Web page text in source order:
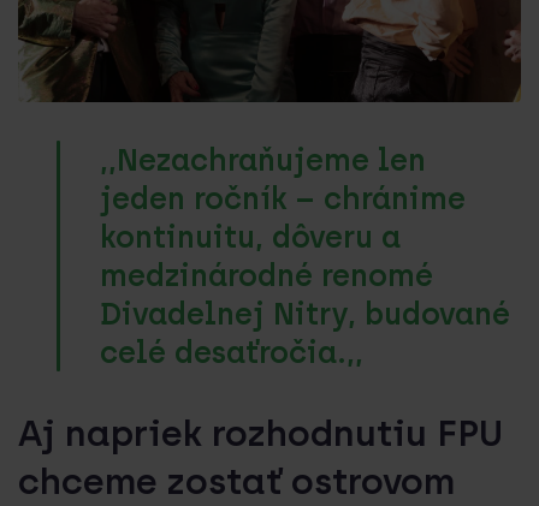
,,Nezachraňujeme len
jeden ročník – chránime
kontinuitu, dôveru a
medzinárodné renomé
Divadelnej Nitry, budované
celé desaťročia.,,
Aj napriek rozhodnutiu FPU
chceme zostať ostrovom